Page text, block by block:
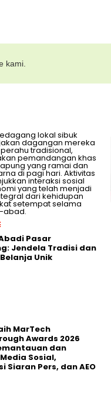
kami.
Pasar
Jendela Tradisi dan
Unik
MarTech
Awards 2026
dan
Sosial,
Siaran Pers, dan AEO